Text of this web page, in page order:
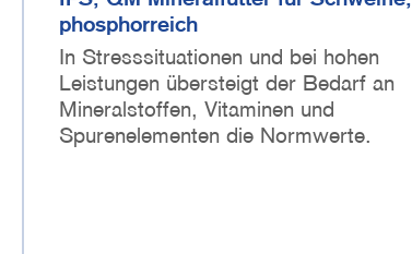
phosphorreich
In Stresssituationen und bei hohen
Leistungen übersteigt der Bedarf an
Mineralstoffen, Vitaminen und
Spurenelementen die Normwerte.